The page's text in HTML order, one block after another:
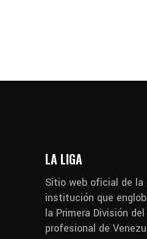
LA LIGA
Sitio web oficial de la
institución que
la Primera División
profesional de